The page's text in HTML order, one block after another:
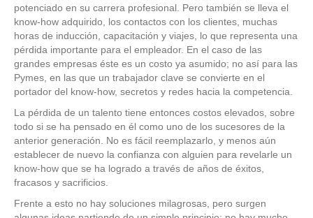
potenciado en su carrera profesional. Pero también se lleva el
know-how adquirido, los contactos con los clientes, muchas
horas de inducción, capacitación y viajes, lo que representa una
pérdida importante para el empleador. En el caso de las
grandes empresas éste es un costo ya asumido; no así para las
Pymes, en las que un trabajador clave se convierte en el
portador del know-how, secretos y redes hacia la competencia.
La pérdida de un talento tiene entonces costos elevados, sobre
todo si se ha pensado en él como uno de los sucesores de la
anterior generación. No es fácil reemplazarlo, y menos aún
establecer de nuevo la confianza con alguien para revelarle un
know-how que se ha logrado a través de años de éxitos,
fracasos y sacrificios.
Frente a esto no hay soluciones milagrosas, pero surgen